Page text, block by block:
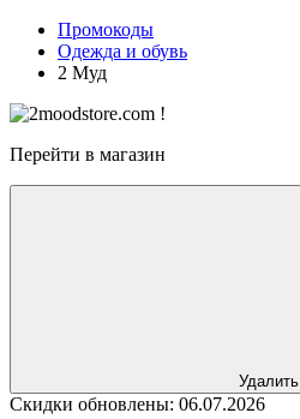
Промокоды
Одежда и обувь
2 Муд
Перейти в магазин
Удалить
Скидки обновлены: 06.07.2026